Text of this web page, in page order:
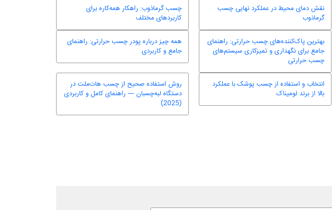
نقش دمای محیط در عملکرد نهایی چسب
گرماذوب
چسب گرماذوب: راهکار همه‌کاره برای
کاربردهای مختلف
بهترین پاک‌کننده‌های چسب حرارتی: راهنمای
جامع برای نگهداری و تمیزکاری سیستم‌های
چسب حرارتی
همه چیز درباره پودر چسب حرارتی: راهنمای
جامع و کاربردی
انتخاب و استفاده از چسب پوشک با عملکرد
بالا از برند لومیناک
روش استفاده صحیح از چسب هات‌ملت در
دستگاه لبه‌چسبان — راهنمای کامل و کاربردی
(2025)